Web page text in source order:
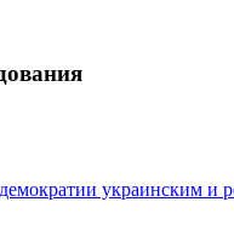
украинским